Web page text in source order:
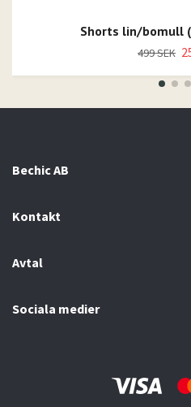
Shorts lin/bomull
499 SEK
Bechic AB
Kontakt
Avtal
Sociala medier